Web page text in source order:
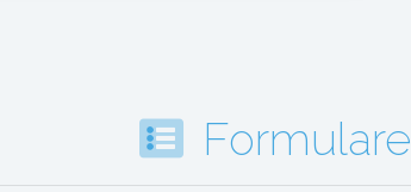
Formulare